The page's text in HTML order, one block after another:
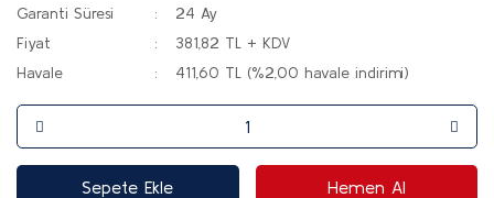
Garanti Süresi
24 Ay
Fiyat
381,82 TL + KDV
Havale
411,60 TL (%2,00 havale indirimi)
Sepete Ekle Hemen Al